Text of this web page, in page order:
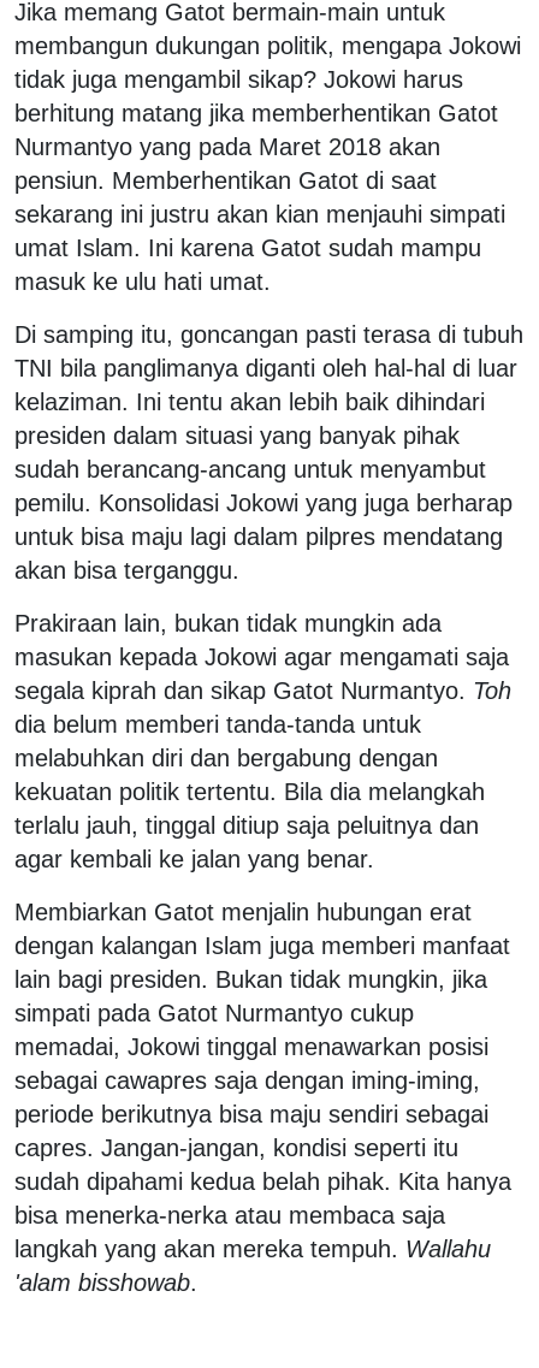
Jika memang Gatot bermain-main untuk
membangun dukungan politik, mengapa Jokowi
tidak juga mengambil sikap? Jokowi harus
berhitung matang jika memberhentikan Gatot
Nurmantyo yang pada Maret 2018 akan
pensiun. Memberhentikan Gatot di saat
sekarang ini justru akan kian menjauhi simpati
umat Islam. Ini karena Gatot sudah mampu
masuk ke ulu hati umat.
Di samping itu, goncangan pasti terasa di tubuh
TNI bila panglimanya diganti oleh hal-hal di luar
kelaziman. Ini tentu akan lebih baik dihindari
presiden dalam situasi yang banyak pihak
sudah berancang-ancang untuk menyambut
pemilu. Konsolidasi Jokowi yang juga berharap
untuk bisa maju lagi dalam pilpres mendatang
akan bisa terganggu.
Prakiraan lain, bukan tidak mungkin ada
masukan kepada Jokowi agar mengamati saja
segala kiprah dan sikap Gatot Nurmantyo. Toh
dia belum memberi tanda-tanda untuk
melabuhkan diri dan bergabung dengan
kekuatan politik tertentu. Bila dia melangkah
terlalu jauh, tinggal ditiup saja peluitnya dan
agar kembali ke jalan yang benar.
Membiarkan Gatot menjalin hubungan erat
dengan kalangan Islam juga memberi manfaat
lain bagi presiden. Bukan tidak mungkin, jika
simpati pada Gatot Nurmantyo cukup
memadai, Jokowi tinggal menawarkan posisi
sebagai cawapres saja dengan iming-iming,
periode berikutnya bisa maju sendiri sebagai
capres. Jangan-jangan, kondisi seperti itu
sudah dipahami kedua belah pihak. Kita hanya
bisa menerka-nerka atau membaca saja
langkah yang akan mereka tempuh. Wallahu
'alam bisshowab.